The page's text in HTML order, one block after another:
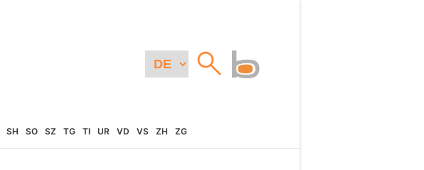
SH SO SZ TG TI UR VD VS ZH ZG